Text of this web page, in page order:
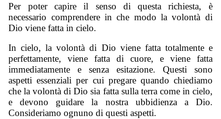
Per poter capire il senso di questa richiesta, è
necessario comprendere in che modo la volontà di
Dio viene fatta in cielo.
In cielo, la volontà di Dio viene fatta totalmente e
perfettamente, viene fatta di cuore, e viene fatta
immediatamente e senza esitazione. Questi sono
aspetti essenziali per cui pregare quando chiediamo
che la volontà di Dio sia fatta sulla terra come in cielo,
e devono guidare la nostra ubbidienza a Dio.
Consideriamo ognuno di questi aspetti.